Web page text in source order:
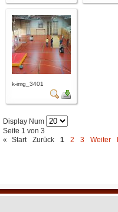
k-img_3401
Display Num
Seite 1 von 3
«
Start Zurück 1 2 3 Weiter